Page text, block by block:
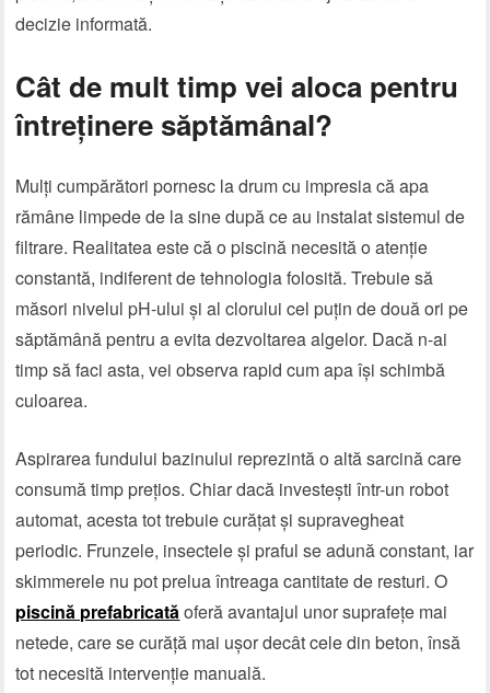
decizie informată.
Cât de mult timp vei aloca pentru
întreținere săptămânal?
Mulți cumpărători pornesc la drum cu impresia că apa
rămâne limpede de la sine după ce au instalat sistemul de
filtrare. Realitatea este că o piscină necesită o atenție
constantă, indiferent de tehnologia folosită. Trebuie să
măsori nivelul pH-ului și al clorului cel puțin de două ori pe
săptămână pentru a evita dezvoltarea algelor. Dacă n-ai
timp să faci asta, vei observa rapid cum apa își schimbă
culoarea.
Aspirarea fundului bazinului reprezintă o altă sarcină care
consumă timp prețios. Chiar dacă investești într-un robot
automat, acesta tot trebuie curățat și supravegheat
periodic. Frunzele, insectele și praful se adună constant, iar
skimmerele nu pot prelua întreaga cantitate de resturi. O
piscină prefabricatăoferă avantajul unor suprafețe mai
netede, care se curăță mai ușor decât cele din beton, însă
tot necesită intervenție manuală.